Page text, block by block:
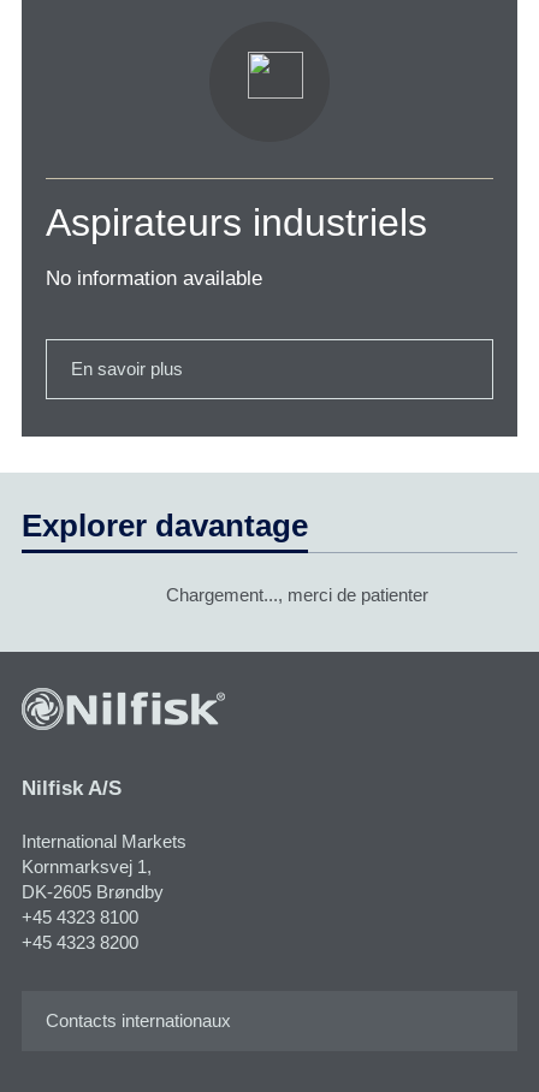
Aspirateurs industriels
No information available
En savoir plus
Explorer davantage
Chargement..., merci de patienter
Nilfisk A/S
International Markets
Kornmarksvej 1​,
DK-2605 Brøndby
+45 4323 8100
+45 4323 8200
Contacts internationaux